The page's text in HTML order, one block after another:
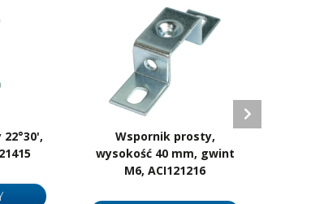
Wspornik prosty,
wysokość 40 mm, gwint
M6, ACI121216